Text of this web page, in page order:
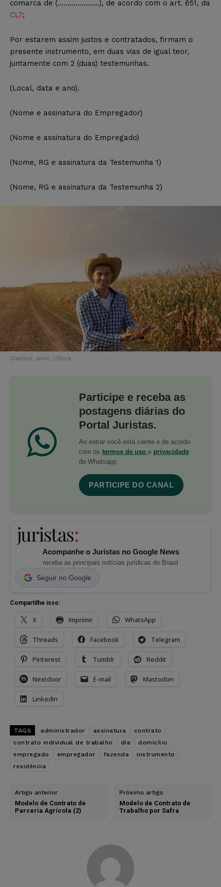
comarca de (…………………), de acordo com o art. 651, da
CLT;
Por estarem assim justos e contratados, firmam o
presente instrumento, em duas vias de igual teor,
juntamente com 2 (duas) testemunhas.
(Local, data e ano).
(Nome e assinatura do Empregador)
(Nome e assinatura do Empregado)
(Nome, RG e assinatura da Testemunha 1)
(Nome, RG e assinatura da Testemunha 2)
Créditos: Jevtic / iStock
Participe e receba as
postagens diárias do
Portal Juristas.
Ao entrar você está ciente e de acordo
com os termos de uso e privacidade
do Whatsapp.
PARTICIPE DO CANAL
Acompanhe o Juristas no Google News
receba as principais notícias jurídicas do Brasil
Seguir no Google
Compartilhe isso:
X Imprimir WhatsApp
Threads Facebook Telegram
Pinterest Tumblr Reddit
Nextdoor E-mail Mastodon
LinkedIn
TAGS administrador assinatura
contrato
contrato individual de trabalho
dia
domicílio
empregado
empregador fazenda
instrumento
residência
Artigo anterior
Modelo de Contrato de
Parceria Agrícola (2)
Próximo artigo
Modelo de Contrato de
Trabalho por Safra